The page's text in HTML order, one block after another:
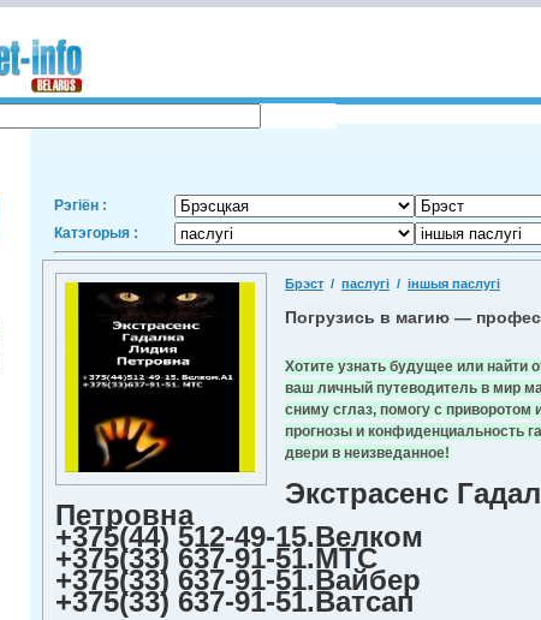
Рэгіён :
Катэгорыя :
Брэст / паслугі / іншыя паслугі
Погрузись в магию —
Хотите узнать будущее или
ваш личный путеводитель в мир
сниму сглаз, помогу с
прогнозы и конфиденциальность
двери в неизведанное!
Экстрасенс
Петровна
+375(44) 512-49-15.Велком
+375(33) 637-91-51.MTC
+375(33) 637-91-51.Вайбер
+375(33) 637-91-51.Ватсап